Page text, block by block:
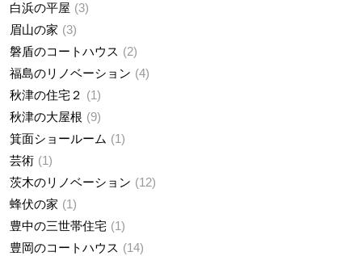
白浜の平屋
3
眉山の家
3
磐盾のコートハウス
2
福島のリノベーション
4
秋津の住宅２
1
秋津の大屋根
9
箕面ショールーム
1
芸術
1
茨木のリノベーション
12
蜂伏の家
1
豊中の三世帯住宅
1
豊岡のコートハウス
14